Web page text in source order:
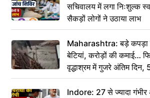
सचिवालय में लगा निःशुल्क
सैकड़ों लोगों ने उठाया लाभ
Maharashtra: बड़े कपड़ा
बेटियां, करोड़ों की कमाई…
वृद्धाश्रम में गुजरे अंतिम
कहा– अंतिम संस्कार कर
Indore: 27 से ज्यादा गंभीर